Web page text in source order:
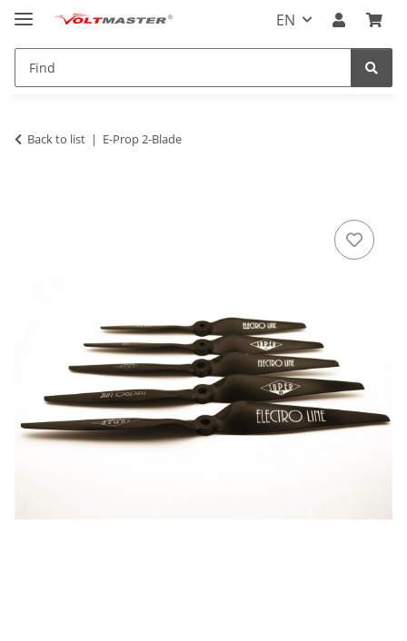
EN
Back to list E-Prop 2-Blade